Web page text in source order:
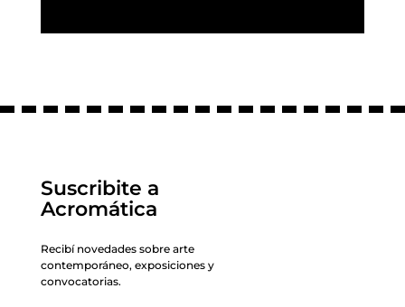
Suscribite a
Acromática
Recibí novedades sobre arte
contemporáneo, exposiciones y
convocatorias.